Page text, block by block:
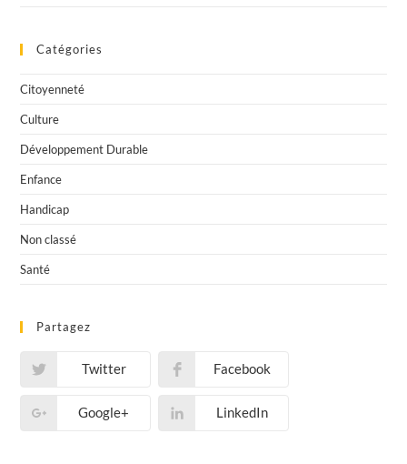
Catégories
Citoyenneté
Culture
Développement Durable
Enfance
Handicap
Non classé
Santé
Partagez
Twitter Facebook
Google+ LinkedIn